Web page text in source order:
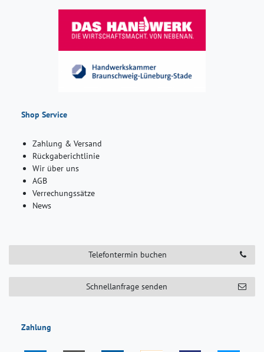
Shop Service
Zahlung & Versand
Rückgaberichtlinie
Wir über uns
AGB
Verrechungssätze
News
Telefontermin buchen
Schnellanfrage senden
Zahlung